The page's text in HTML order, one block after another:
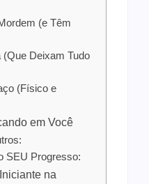
(e Têm
Deixam Tudo
(Físico e
em Você
SEU Progresso:
na